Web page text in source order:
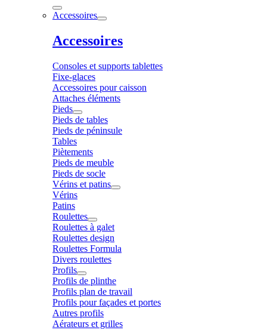
Accessoires
Accessoires
Consoles et supports tablettes
Fixe-glaces
Accessoires pour caisson
Attaches éléments
Pieds
Pieds de tables
Pieds de péninsule
Tables
Piètements
Pieds de meuble
Pieds de socle
Vérins et patins
Vérins
Patins
Roulettes
Roulettes à galet
Roulettes design
Roulettes Formula
Divers roulettes
Profils
Profils de plinthe
Profils plan de travail
Profils pour façades et portes
Autres profils
Aérateurs et grilles